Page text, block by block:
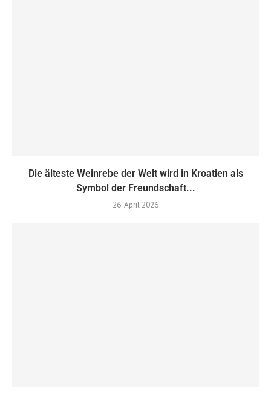
Die älteste Weinrebe der Welt wird in Kroatien als
Symbol der Freundschaft...
26. April 2026